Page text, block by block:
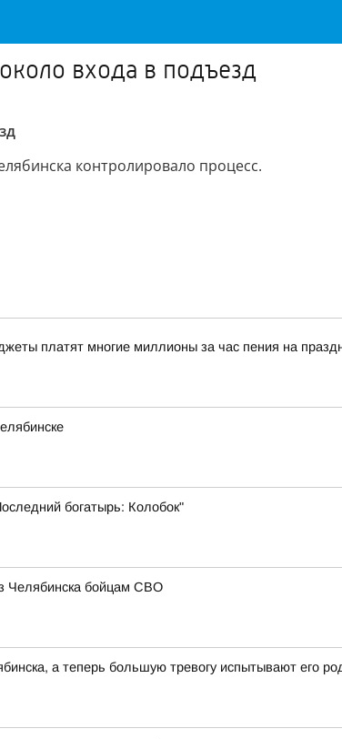
входа в подъезд
контролировало процесс.
платят многие миллионы за час пения на
богатырь: Колобок"
Челябинска бойцам СВО
а теперь большую тревогу испытывают его